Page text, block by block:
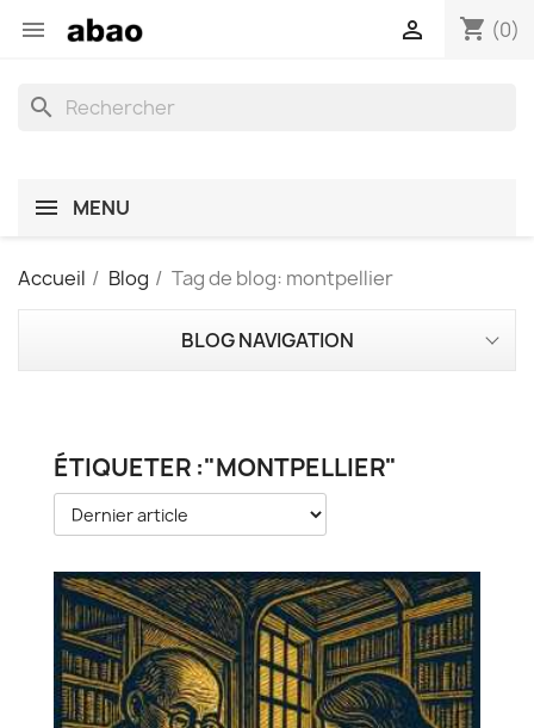
 shopping_cart (0)

search
MENU
Accueil Blog Tag de blog: montpellier
BLOG NAVIGATION
ÉTIQUETER :"MONTPELLIER"